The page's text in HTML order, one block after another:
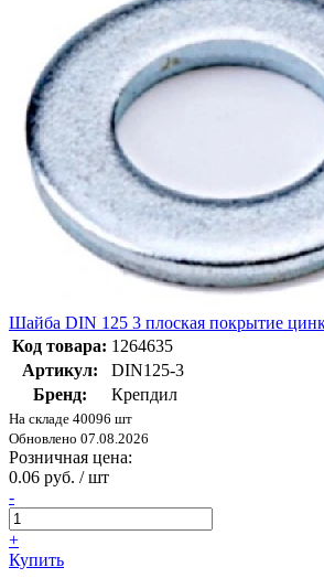
Шайба DIN 125 3 плоская покрытие
Код товара: 1264635
Артикул:
DIN125-3
Бренд:
Крепдил
На складе 40096 шт
Обновлено 07.08.2026
Розничная цена:
0.06 руб. / шт
-
+
Купить